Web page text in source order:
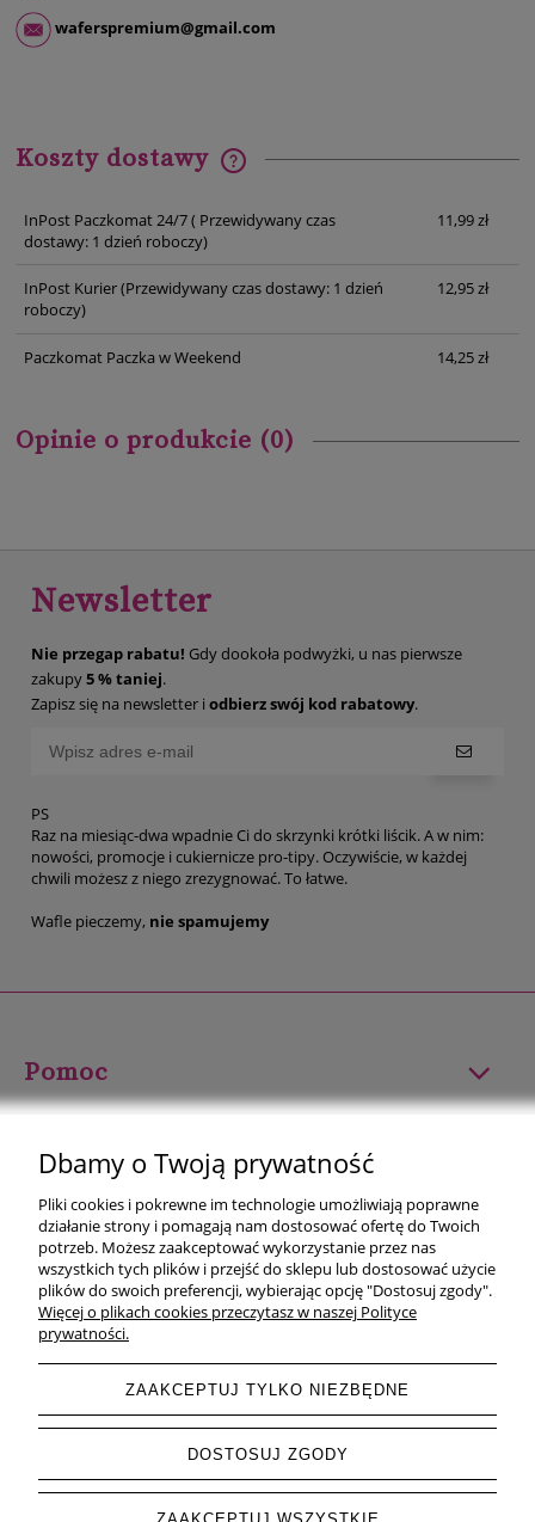
waferspremium@gmail.com
Koszty dostawy
InPost Paczkomat 24/7( Przewidywany czas
dostawy: 1 dzień roboczy)
11,99 zł
InPost Kurier(Przewidywany czas dostawy: 1 dzień
roboczy)
12,95 zł
Paczkomat Paczka w Weekend 14,25 zł
Opinie o produkcie (0)
Newsletter
Nie przegap rabatu! Gdy dookoła podwyżki, u nas pierwsze
zakupy5 % taniej.
Zapisz się na newsletter i odbierz swój kod rabatowy.
PS
Raz na miesiąc-dwa wpadnie Ci do skrzynki krótki liścik. A w nim:
nowości, promocje i cukiernicze pro-tipy. Oczywiście, w każdej
chwili możesz z niego zrezygnować. To łatwe.
Wafle pieczemy, nie spamujemy
Pomoc
Płatności i dostawa
Informacje
O nas
pokaż pełną wersję strony
Sklep internetowy Shoper.pl
Dbamy o Twoją prywatność
Pliki cookies i pokrewne im technologie umożliwiają poprawne
działanie strony i pomagają nam dostosować ofertę do Twoich
potrzeb. Możesz zaakceptować wykorzystanie przez nas
wszystkich tych plików i przejść do sklepu lub dostosować użycie
plików do swoich preferencji, wybierając opcję "Dostosuj zgody".
Więcej o plikach cookies przeczytasz w naszej Polityce
prywatności.
ZAAKCEPTUJ TYLKO NIEZBĘDNE
DOSTOSUJ ZGODY
ZAAKCEPTUJ WSZYSTKIE